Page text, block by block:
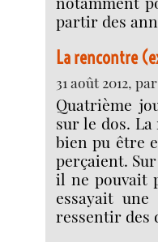
partir des
La rencontre
31 août 2012,
Quatrième
sur le dos.
bien pu être
perçaient.
il ne pouvait
essayait
ressentir des